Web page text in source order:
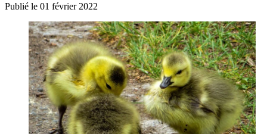
Publié le 01 février 2022